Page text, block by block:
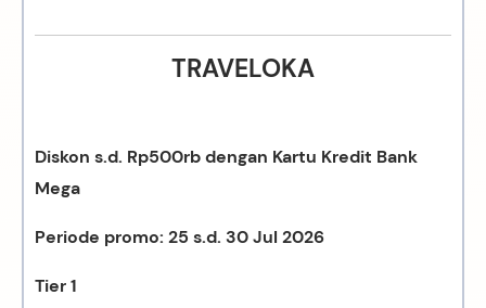
TRAVELOKA
Diskon s.d. Rp500rb dengan Kartu Kredit Bank
Mega
Periode promo: 25 s.d. 30 Jul 2026
Tier 1